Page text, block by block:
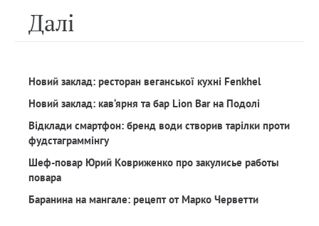
Далi
Новий заклад: ресторан веганської кухні Fenkhel
Новий заклад: кав‘ярня та бар Lion Bar на Подолі
Відклади смартфон: бренд води створив тарілки проти
фудстаграммінгу
Шеф-повар Юрий Ковриженко про закулисье работы
повара
Баранина на мангале: рецепт от Марко Черветти